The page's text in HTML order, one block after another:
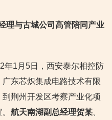
理与古城公司高管陪同产业
年1月5日，西安泰尔相控防
东芯炽集成电路技术有限
荆州开发区考察产业化项
航天南湖副总经理贺某